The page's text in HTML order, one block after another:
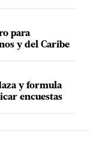
para
y del Caribe
y formula
encuestas